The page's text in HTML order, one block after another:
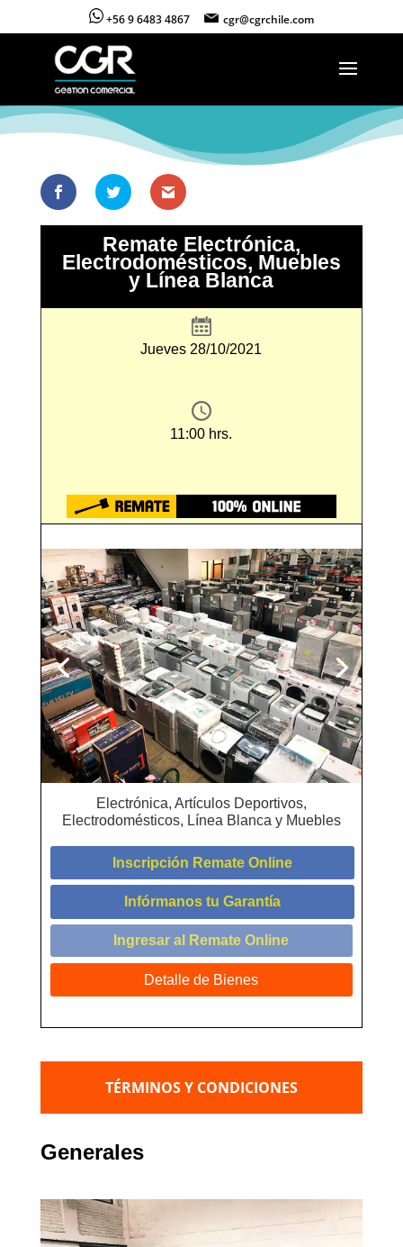
+56 9 6483 4867 cgr@cgrchile.com
Remate Electrónica,
Electrodomésticos, Muebles
y Línea Blanca
Jueves 28/10/2021
11:00 hrs.
Electrónica, Artículos Deportivos,
Electrodomésticos, Línea Blanca y Muebles
Inscripción Remate Online
Infórmanos tu Garantía
Ingresar al Remate Online
Detalle de Bienes
TÉRMINOS Y CONDICIONES
Generales